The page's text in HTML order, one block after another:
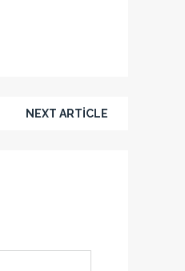
NEXT ARTICLE